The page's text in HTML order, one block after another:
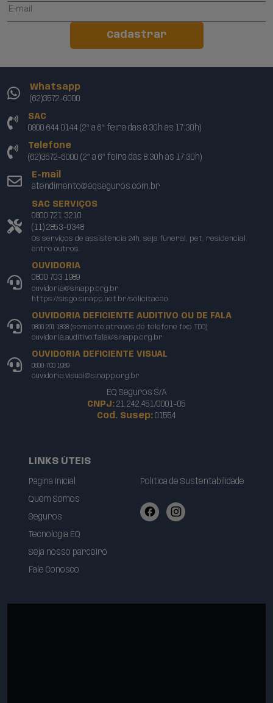
Cadastrar
Whatsapp
(62)3572-6000
SAC
0800 644 0144 (2ª a 6ª feira das 8:30h às 17:30h)
Telefone
(62)3572-6000 (2ª a 6ª feira das 8:30h às 17:30h)
E-mail
atendimento@eqseguros.com.br
SAC SERVIÇOS
0800 721 3210
(11) 2853-0348
Os serviços de assistência 24h, seja funeral, pet, residencial
entre outros.
OUVIDORIA
0800 703 1989
ouvidoria@sinapp.org.br
https://sisgo.sinapp.net.br/solicitacao
OUVIDORIA DEFICIENTE AUDITIVO OU DE FALA
0800 201 1838 (somente através de telefone fixo TDD)
ouvidoria.auditivo.fala@sinapp.org.br
OUVIDORIA DEFICIENTE VISUAL
0800 703 1989
ouvidoria.visual@sinapp.org.br
EQ Seguros S/A
CNPJ: 21.242.451/0001-05
Cod. Susep: 01554
LINKS ÚTEIS
Página Inicial
Quem Somos
Seguros
Tecnologia EQ
Seja nosso parceiro
Fale Conosco
Política de Sustentabilidade